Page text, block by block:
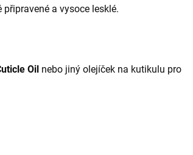
a vysoce lesklé.
Oil nebo jiný olejíček na kutikulu pro